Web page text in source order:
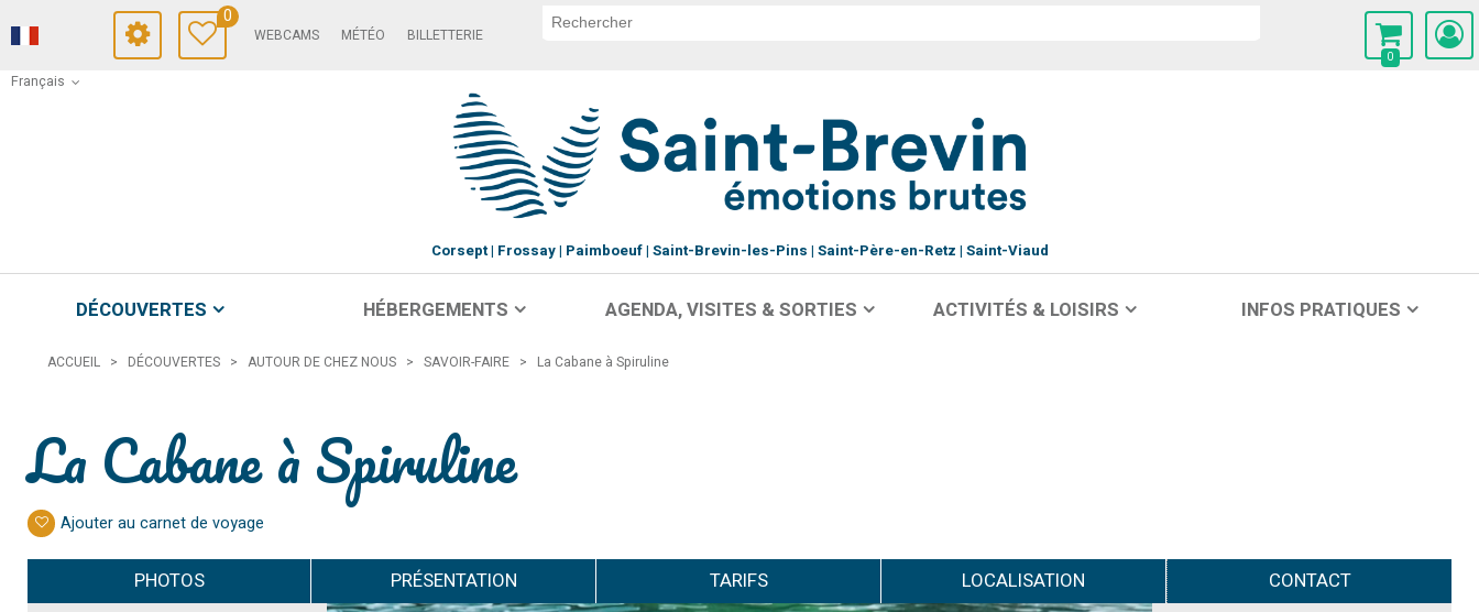
Français
0
WEBCAMS MÉTÉO BILLETTERIE
0
Corsept Frossay Paimboeuf Saint-Brevin-les-Pins Saint-Père-en-Retz Saint-Viaud
DÉCOUVERTES HÉBERGEMENTS AGENDA, VISITES & SORTIES ACTIVITÉS & LOISIRS INFOS PRATIQUES
ACCUEIL > DÉCOUVERTES > AUTOUR DE CHEZ NOUS > SAVOIR-FAIRE > La Cabane à Spiruline
La Cabane à Spiruline
Ajouter au carnet de voyage
PHOTOS PRÉSENTATION TARIFS LOCALISATION CONTACT